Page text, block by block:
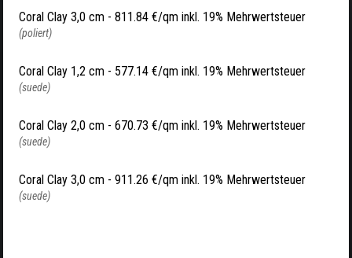
Coral Clay 3,0 cm - 811.84 €/qm inkl. 19% Mehrwertsteuer
(poliert)
Coral Clay 1,2 cm - 577.14 €/qm inkl. 19% Mehrwertsteuer
(suede)
Coral Clay 2,0 cm - 670.73 €/qm inkl. 19% Mehrwertsteuer
(suede)
Coral Clay 3,0 cm - 911.26 €/qm inkl. 19% Mehrwertsteuer
(suede)